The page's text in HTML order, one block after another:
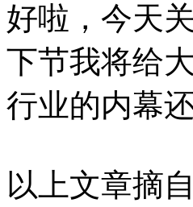
好啦，今天
下节我将给
行业的内幕
以上文章摘